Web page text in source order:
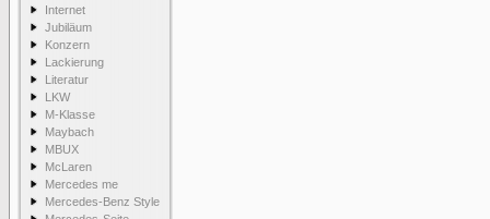
Internet
Jubiläum
Konzern
Lackierung
Literatur
LKW
M-Klasse
Maybach
MBUX
McLaren
Mercedes me
Mercedes-Benz Style